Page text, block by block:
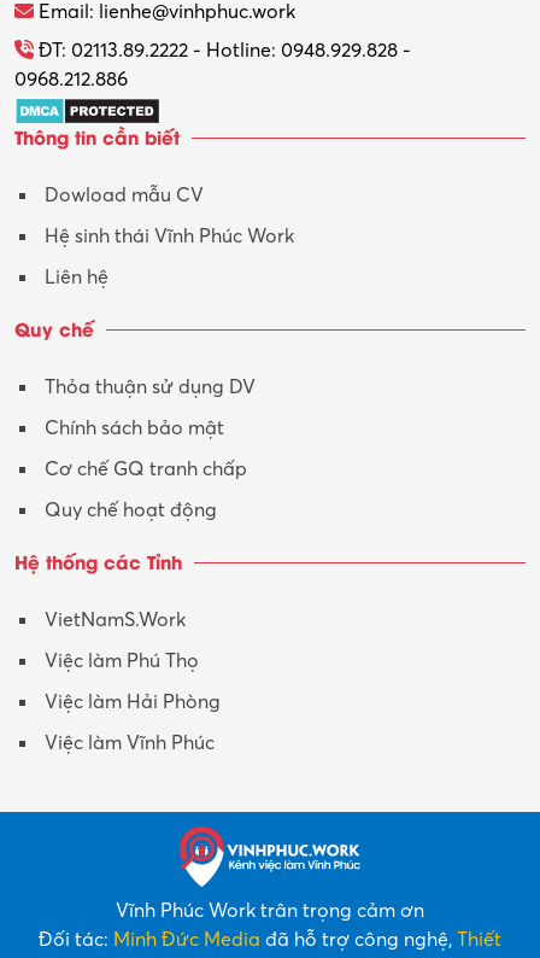
Tổ chức sự kiện – Quà tặng
Trợ lý
Tư vấn
Tư vấn – Kiến trúc
Y tế-Dược
Email: lienhe@vinhphuc.work
ĐT: 02113.89.2222 - Hotline: 0948.929.828 -
0968.212.886
Thông tin cần biết
Dowload mẫu CV
Hệ sinh thái Vĩnh Phúc Work
Liên hệ
Quy chế
Thỏa thuận sử dụng DV
Chính sách bảo mật
Cơ chế GQ tranh chấp
Quy chế hoạt động
Hệ thống các Tỉnh
VietNamS.Work
Việc làm Phú Thọ
Việc làm Hải Phòng
Việc làm Vĩnh Phúc
Vĩnh Phúc Work trân trọng cảm ơn
Đối tác: Minh Đức Media đã hỗ trợ công nghệ, Thiết